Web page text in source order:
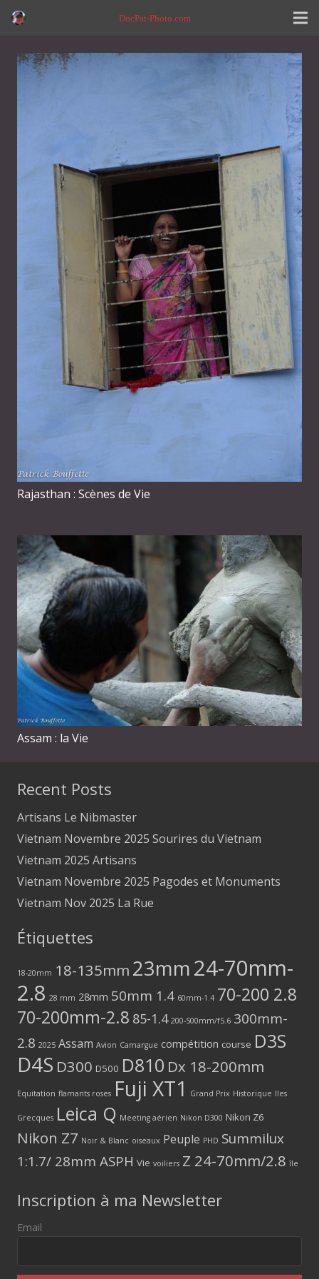
DocPat-Photo.com
Rajasthan : Scènes de Vie
Assam : la Vie
Recent Posts
Artisans Le Nibmaster
Vietnam Novembre 2025 Sourires du Vietnam
Vietnam 2025 Artisans
Vietnam Novembre 2025 Pagodes et Monuments
Vietnam Nov 2025 La Rue
Étiquettes
18-20mm 18-135mm 23mm24-70mm-
2.8 28 mm 28mm 50mm 1.4 60mm-1.4 70-200 2.8
70-200mm-2.8 85-1.4 200-500mm/f5.6 300mm-
2.8 2025 Assam Avion Camargue compétition course D3S
D4S D300 D500 D810 Dx 18-200mm
Equitation flamants roses Fuji XT1 Grand Prix Historique Iles
Grecques Leica Q Meeting aérien Nikon D300 Nikon Z6
Nikon Z7 Noir & Blanc oiseaux Peuple PHD Summilux
1:1.7/ 28mm ASPH Vie voiliers Z 24-70mm/2.8 île
Inscription à ma Newsletter
Email